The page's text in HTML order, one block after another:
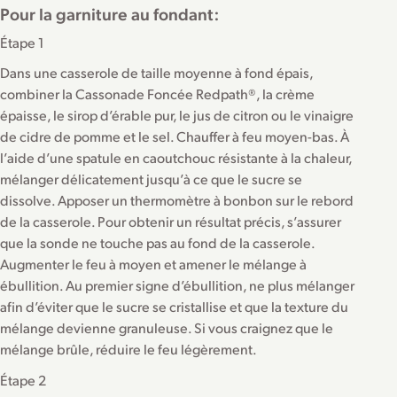
Pour la garniture au fondant:
Étape 1
Dans une casserole de taille moyenne à fond épais,
combiner la Cassonade Foncée Redpath®, la crème
épaisse, le sirop d’érable pur, le jus de citron ou le vinaigre
de cidre de pomme et le sel. Chauffer à feu moyen-bas. À
l’aide d’une spatule en caoutchouc résistante à la chaleur,
mélanger délicatement jusqu’à ce que le sucre se
dissolve. Apposer un thermomètre à bonbon sur le rebord
de la casserole. Pour obtenir un résultat précis, s’assurer
que la sonde ne touche pas au fond de la casserole.
Augmenter le feu à moyen et amener le mélange à
ébullition. Au premier signe d’ébullition, ne plus mélanger
afin d’éviter que le sucre se cristallise et que la texture du
mélange devienne granuleuse. Si vous craignez que le
mélange brûle, réduire le feu légèrement.
Étape 2